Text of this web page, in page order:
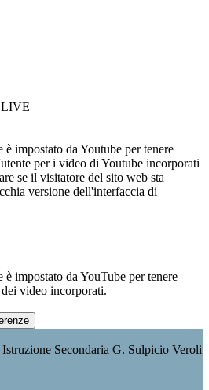
è impostato da Youtube per tenere
per i video di Youtube incorporati
se il visitatore del sito web sta
versione dell'interfaccia di
è impostato da YouTube per tenere
video incorporati.
Secondaria G. Sulpicio Veroli